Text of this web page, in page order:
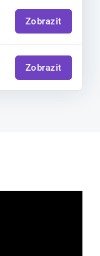
Zobrazit
Zobrazit